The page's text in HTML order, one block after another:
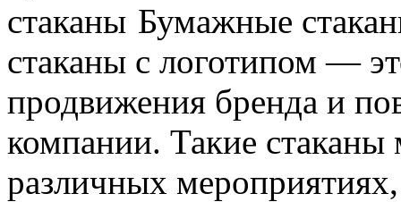
Бумажные
стаканы с логотипом —
продвижения бренда и
компании. Такие стаканы
различных